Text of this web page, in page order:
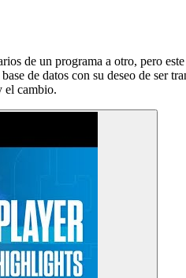
de un programa a otro, pero
de datos con su deseo de ser
el cambio.